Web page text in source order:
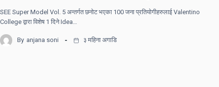
SEE Super Model Vol. 5 अन्तर्गत छनोट भएका 100 जना प्रतियोगीहरुलाई Valentino
College द्वारा विशेष 1 दिने Idea…
By anjana soni ३ महिना अगाडि